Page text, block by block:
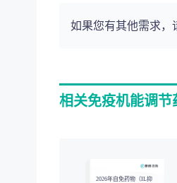
如果您有其他需求，
相关免疫机能调节
2026年自免药物（IL抑